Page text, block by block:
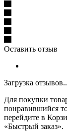
Оставить отзыв
Загрузка
Для покупки
понравившийся
перейдите в
«Быстрый заказ».